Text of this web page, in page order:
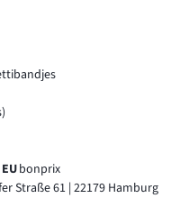
bonprix
Straße 61 | 22179 Hamburg